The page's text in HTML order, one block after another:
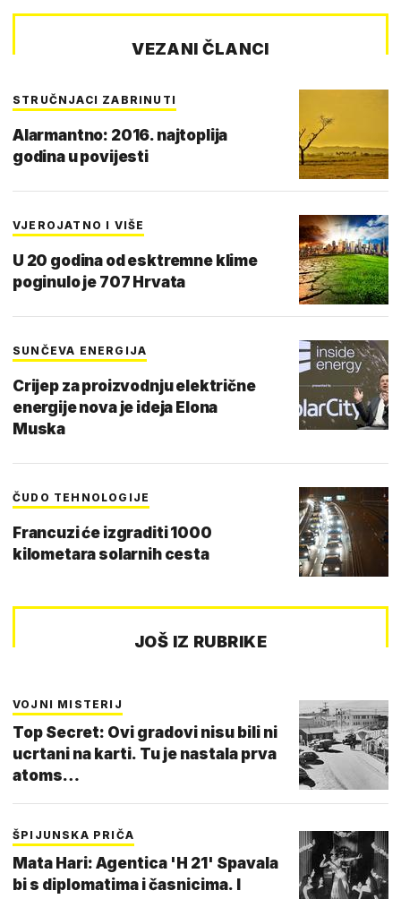
VEZANI ČLANCI
STRUČNJACI ZABRINUTI
Alarmantno: 2016. najtoplija
godina u povijesti
VJEROJATNO I VIŠE
U 20 godina od esktremne klime
poginulo je 707 Hrvata
SUNČEVA ENERGIJA
Crijep za proizvodnju električne
energije nova je ideja Elona
Muska
ČUDO TEHNOLOGIJE
Francuzi će izgraditi 1000
kilometara solarnih cesta
JOŠ IZ RUBRIKE
VOJNI MISTERIJ
Top Secret: Ovi gradovi nisu bili ni
ucrtani na karti. Tu je nastala prva
atoms…
ŠPIJUNSKA PRIČA
Mata Hari: Agentica 'H 21' Spavala
bi s diplomatima i časnicima. I